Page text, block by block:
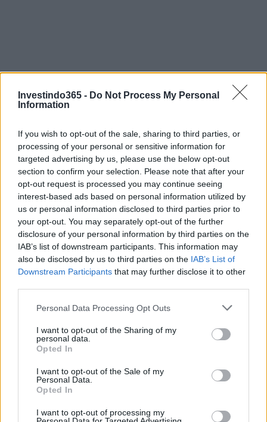
Investindo365 - Do Not Process My Personal
Information
If you wish to opt-out of the sale, sharing to third parties, or
processing of your personal or sensitive information for
targeted advertising by us, please use the below opt-out
section to confirm your selection. Please note that after your
opt-out request is processed you may continue seeing
interest-based ads based on personal information utilized by
us or personal information disclosed to third parties prior to
your opt-out. You may separately opt-out of the further
disclosure of your personal information by third parties on the
IAB’s list of downstream participants. This information may
also be disclosed by us to third parties on the IAB’s List of
Downstream Participants that may further disclose it to other
Please note that this website/app uses one or more Google
not limited to your visit or usage behaviour. You may click to
grant or deny consent to Google and its third-party tags to
use your data for below specified purposes in below Google
consent section.
Personal Data Processing Opt Outs
I want to opt-out of the Sharing of my
personal data.
Opted In
I want to opt-out of the Sale of my
Personal Data.
Opted In
I want to opt-out of processing my
Continue lendo
FINANÇA
bilhões para Bradesco Asset